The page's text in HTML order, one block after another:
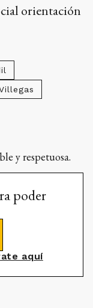
orientación
y respetuosa.
poder
aquí